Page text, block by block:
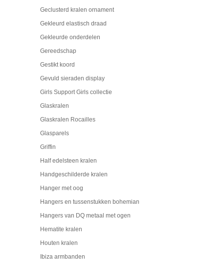
Geclusterd kralen ornament
Gekleurd elastisch draad
Gekleurde onderdelen
Gereedschap
Gestikt koord
Gevuld sieraden display
Girls Support Girls collectie
Glaskralen
Glaskralen Rocailles
Glasparels
Griffin
Half edelsteen kralen
Handgeschilderde kralen
Hanger met oog
Hangers en tussenstukken bohemian
Hangers van DQ metaal met ogen
Hematite kralen
Houten kralen
Ibiza armbanden